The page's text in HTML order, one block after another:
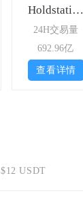
Holdstation
24H交易量
692.96亿
查看详情
$12 USDT